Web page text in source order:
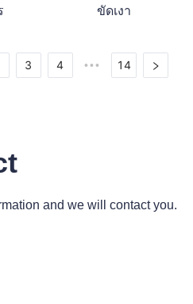
ขัดเงา
3 4 ••• 14
and we will contact you.